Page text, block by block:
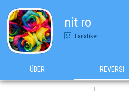
nit ro
Fanatiker
ÜBER REVERSI